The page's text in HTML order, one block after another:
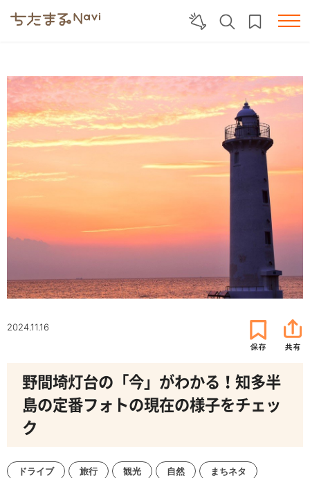
2024.11.16
野間埼灯台の「今」がわかる！知多半
島の定番フォトの現在の様子をチェッ
ク
ドライブ 旅行 観光 自然
まちネタ